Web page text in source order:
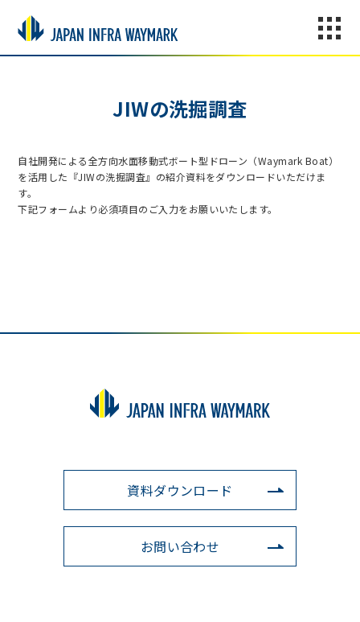
JIWの洗掘調査
自社開発による全方向水面移動式ボート型ドローン（Waymark Boat）
を活用した『JIWの洗掘調査』の紹介資料をダウンロードいただけま
す。
下記フォームより必須項目のご入力をお願いいたします。
資料ダウンロード
お問い合わせ